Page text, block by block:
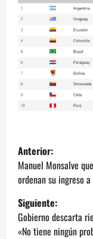
N
a
v
e
Anterior:
Manuel Monsalve
ordenan su ingreso
Siguiente:
Gobierno descarta
«No tiene ningún